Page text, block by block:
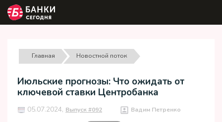
Главная Новостной поток
Июльские прогнозы: Что ожидать от
ключевой ставки Центробанка
05.07.2024, Выпуск #092 Вадим Петренко